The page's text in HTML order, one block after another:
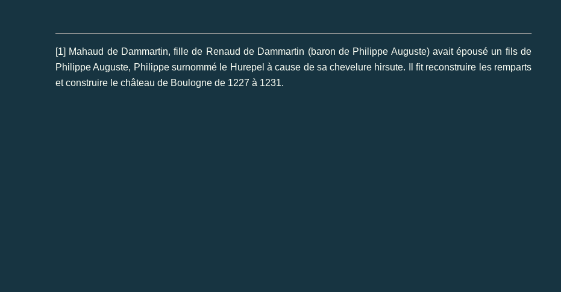
[1] Mahaud de Dammartin, fille de Renaud de Dammartin (baron de Philippe Auguste) avait épousé un fils de
Philippe Auguste, Philippe surnommé le Hurepel à cause de sa chevelure hirsute. Il fit reconstruire les remparts
et construire le château de Boulogne de 1227 à 1231.